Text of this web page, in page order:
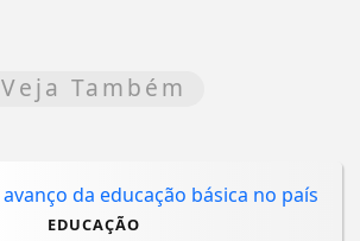
Veja Também
EDUCAÇÃO